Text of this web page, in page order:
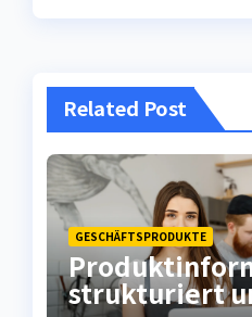
Related Post
GESCHÄFTSPRODUKTE
strukturiert